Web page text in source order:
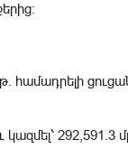
համադրելի
292,591.3